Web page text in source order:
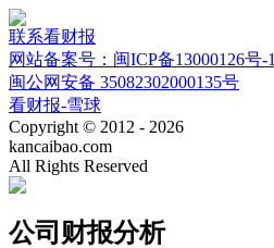
联系看财报
网站备案号：闽ICP备13000126号-1
闽公网安备 35082302000135号
看财报-雪球
Copyright © 2012 - 2026
kancaibao.com
All Rights Reserved
公司财报分析